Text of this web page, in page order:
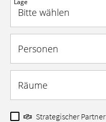
Lage
Personen
Räume
Strategischer Partner